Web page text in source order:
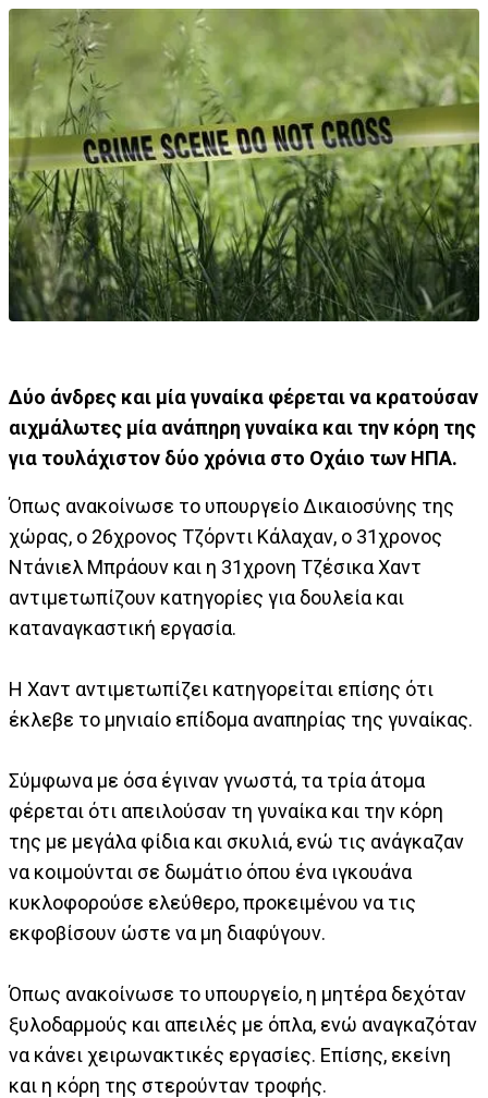
Δύο άνδρες και μία γυναίκα φέρεται να κρατούσαν
αιχμάλωτες μία ανάπηρη γυναίκα και την κόρη της
για τουλάχιστον δύο χρόνια στο Οχάιο των ΗΠΑ.
Όπως ανακοίνωσε το υπουργείο Δικαιοσύνης της
χώρας, ο 26χρονος Τζόρντι Κάλαχαν, ο 31χρονος
Ντάνιελ Μπράουν και η 31χρονη Τζέσικα Χαντ
αντιμετωπίζουν κατηγορίες για δουλεία και
καταναγκαστική εργασία.
Η Χαντ αντιμετωπίζει κατηγορείται επίσης ότι
έκλεβε το μηνιαίο επίδομα αναπηρίας της γυναίκας.
Σύμφωνα με όσα έγιναν γνωστά, τα τρία άτομα
φέρεται ότι απειλούσαν τη γυναίκα και την κόρη
της με μεγάλα φίδια και σκυλιά, ενώ τις ανάγκαζαν
να κοιμούνται σε δωμάτιο όπου ένα ιγκουάνα
κυκλοφορούσε ελεύθερο, προκειμένου να τις
εκφοβίσουν ώστε να μη διαφύγουν.
Όπως ανακοίνωσε το υπουργείο, η μητέρα δεχόταν
ξυλοδαρμούς και απειλές με όπλα, ενώ αναγκαζόταν
να κάνει χειρωνακτικές εργασίες. Επίσης, εκείνη
και η κόρη της στερούνταν τροφής.